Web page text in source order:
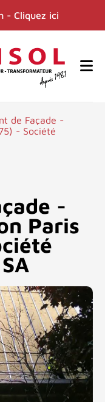
- Cliquez ici
de Façade -
- Société
-
Paris